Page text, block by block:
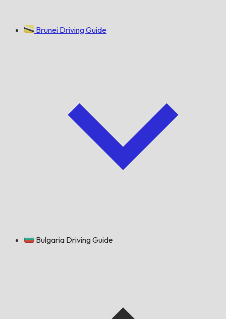
Brunei Driving Guide
Bulgaria Driving Guide